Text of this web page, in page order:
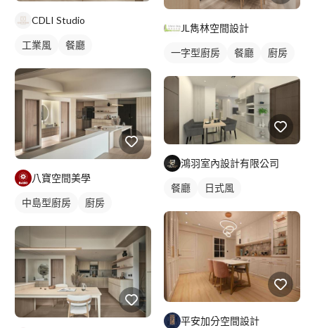
CDLI Studio
工業風 餐廳
八寶空間美學
中島型廚房 廚房
JL雋林空間設計
一字型廚房 餐廳 廚房
鴻羽室內設計有限公司
餐廳 日式風
平安加分空間設計